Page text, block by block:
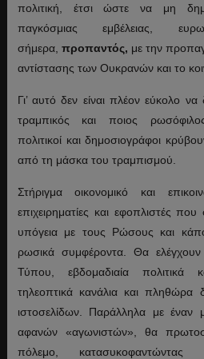
πολιτική, έτσι ώστε να μη
παγκόσμιας εμβέλειας,
σήμερα, προπαντός, με την
αντίστασης των Ουκρανών και το
Γι’ αυτό δεν είναι πλέον εύκολο να
τραμπικός και ποιος
πολιτικοί και δημοσιογράφοι
από τη μάσκα του τραμπισμού.
Στήριγμα οικονομικό και
επιχειρηματίες και εφοπλιστές
υπόγεια με τους Ρώσους και
ρωσικά συμφέροντα. Θα ελέγχουν
Τύπου, εβδομαδιαία πολιτικά
τηλεοπτικά κανάλια και πληθώρα
ιστοσελίδων. Παράλληλα με έναν
αφανών «αγωνιστών», θα
πόλεμο,